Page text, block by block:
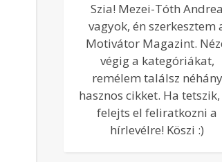
Szia! Mezei-Tóth Andrea
vagyok, én szerkesztem
Motivátor Magazint.
végig a kategóriákat,
remélem találsz néhány
hasznos cikket. Ha tetszik,
felejts el feliratkozni a
hírlevélre! Köszi :)